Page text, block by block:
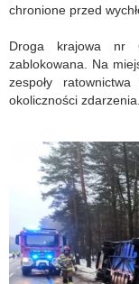
chronione przed
Droga krajowa nr
zablokowana. Na
zespoły
okoliczności zdarzenia.